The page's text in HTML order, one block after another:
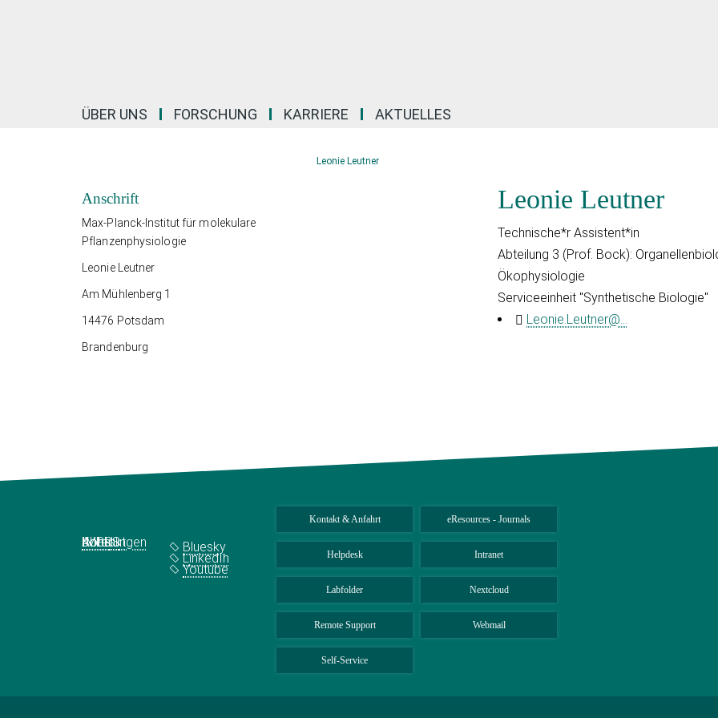
ÜBER UNS FORSCHUNG KARRIERE AKTUELLES
Leonie Leutner
Leonie Leutner
Technische*r Assistent*in
Abteilung 3 (Prof. Bock):
Ökophysiologie
Serviceeinheit "Synthetische Biologie"
Leonie.Leutner@...
Anschrift
Max-Planck-Institut für molekulare
Pflanzenphysiologie
Leonie Leutner
Am Mühlenberg 1
14476 Potsdam
Brandenburg
Abteilungen
IMPRS
Jobs
Kontakt Bluesky
LinkedIn
Youtube
Kontakt & Anfahrt eResources - Journals
Helpdesk Intranet
Labfolder Nextcloud
Remote Support Webmail
Self-Service